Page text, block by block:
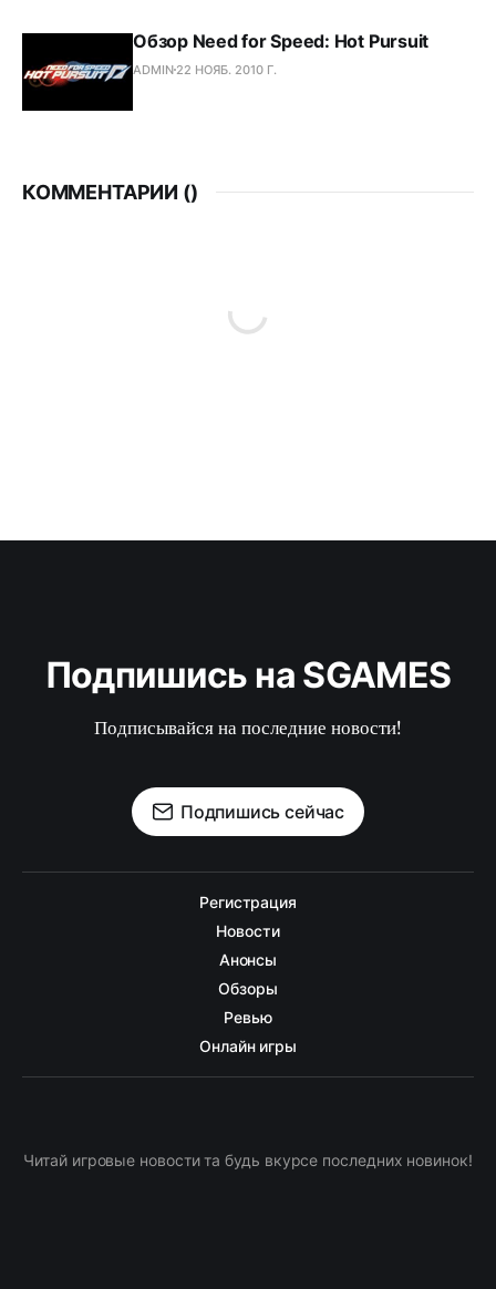
Обзор Need for Speed: Hot Pursuit
ADMIN 22 НОЯБ. 2010 Г.
КОММЕНТАРИИ ()
Подпишись на SGAMES
Подписывайся на последние новости!
Подпишись сейчас
Регистрация
Новости
Анонсы
Обзоры
Ревью
Онлайн игры
Читай игровые новости та будь вкурсе последних новинок!